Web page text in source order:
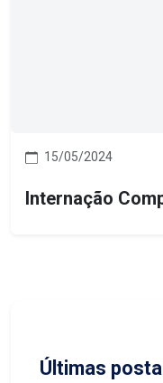
15/05/2024
Internação
Últimas